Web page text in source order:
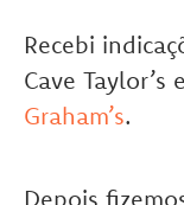
Recebi
Cave
Graham’s.
Depois